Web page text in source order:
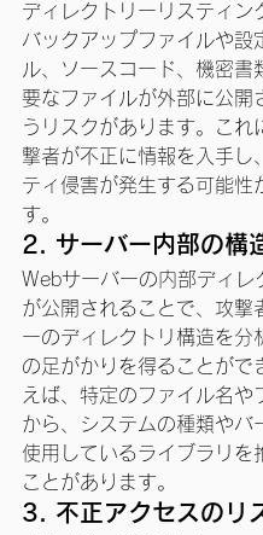
ディレクトリーリスティン
バックアップファイルや設
ル、ソースコード、機密書
要なファイルが外部に公開
うリスクがあります。これ
撃者が不正に情報を入手し
ティ侵害が発生する可能性
す。
2. サーバー内部の構
Webサーバーの内部ディレ
が公開されることで、攻撃
ーのディレクトリ構造を分
の足がかりを得ることがで
えば、特定のファイル名や
から、システムの種類やバ
使用しているライブラリを
ことがあります。
3. 不正アクセスのリ